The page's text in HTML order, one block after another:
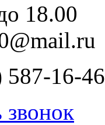
18.00
587-16-46
звонок